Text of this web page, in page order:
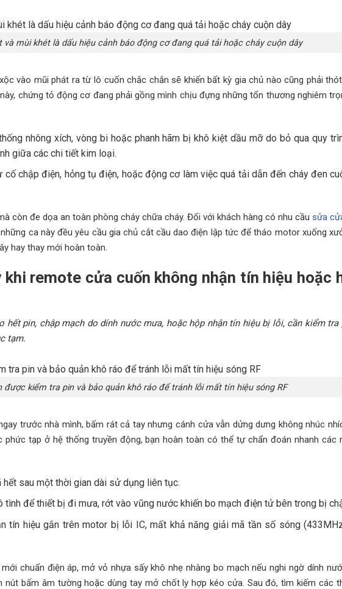
mùi khét là dấu hiệu cảnh báo động cơ đang quá tải hoặc cháy cuộn dây
vào mũi phát ra từ lô cuốn chắc chắn sẽ khiến bất kỳ gia chủ nào cũng phải
chứng tỏ động cơ đang phải gồng mình chịu đựng những tổn thương nghiêm
nhông xích, vòng bi hoặc phanh hãm bị khô kiệt dầu mỡ do bỏ qua quy
giữa các chi tiết kim loại.
cố chập điện, hỏng tụ điện, hoặc động cơ làm việc quá tải dẫn đến cháy đen
còn đe dọa an toàn phòng cháy chữa cháy. Đối với khách hàng có nhu cầusửa
ca này đều yêu cầu gia chủ cắt cầu dao điện lập tức để tháo motor xuống
hay thay mới hoàn toàn.
remote cửa cuốn không nhận tín hiệu hoặc
hết pin, chập mạch do dính nước mưa, hoặc hộp nhận tín hiệu bị lỗi, cần kiểm tra
tạm.
được kiểm tra pin và bảo quản khô ráo để tránh lỗi mất tín hiệu sóng RF
trước nhà mình, bấm rát cả tay nhưng cánh cửa vẫn dửng dưng không nhúc
phức tạp ở hệ thống truyền động, bạn hoàn toàn có thể tự chẩn đoán nhanh các
sau một thời gian dài sử dụng liên tục.
để thiết bị đi mưa, rớt vào vũng nước khiến bo mạch điện tử bên trong bị
tín hiệu gắn trên motor bị lỗi IC, mất khả năng giải mã tần số sóng
chuẩn điện áp, mở vỏ nhựa sấy khô nhẹ nhàng bo mạch nếu nghi ngờ dính
nút bấm âm tường hoặc dùng tay mở chốt ly hợp kéo cửa. Sau đó, tìm kiếm các